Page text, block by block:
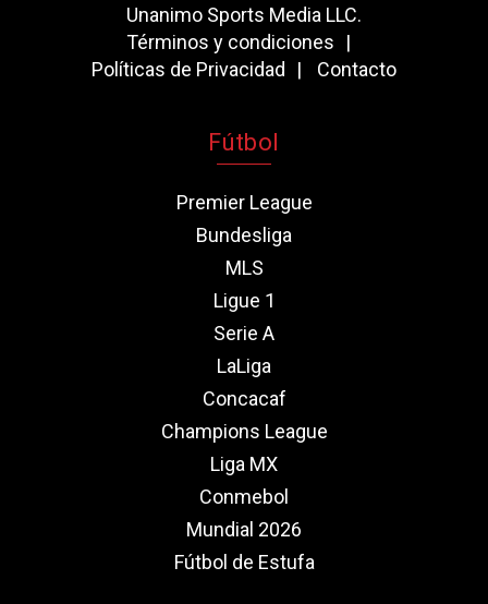
Unanimo Sports Media LLC.
Términos y condiciones
Políticas de Privacidad
Contacto
Fútbol
Premier League
Bundesliga
MLS
Ligue 1
Serie A
LaLiga
Concacaf
Champions League
Liga MX
Conmebol
Mundial 2026
Fútbol de Estufa